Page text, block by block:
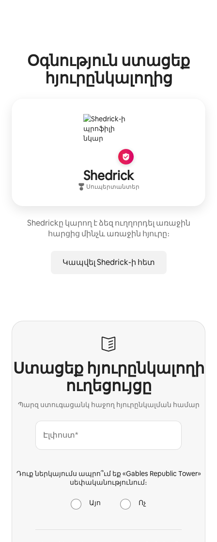
Օգնություն ստացեք
հյուրընկալողից
Shedrick
Սուպերտանտեր
Shedrickը կարող է ձեզ ուղղորդել առաջին
հարցից մինչև առաջին հյուրը։
Կապվել Shedrick-ի հետ
Ստացեք հյուրընկալողի
ուղեցույցը
Պարզ ստուգացանկ հաջող հյուրընկալման համար
Էլփոստ*
Դուք ներկայումս ապրո՞ւմ եք «Gables Republic Tower»
սեփականությունում։
Այո Ոչ